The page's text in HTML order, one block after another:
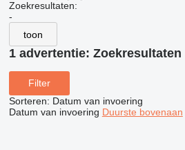
Zoekresultaten:
-
toon
1 advertentie: Zoekresultaten
Filter
Sorteren: Datum van invoering
Datum van invoering Duurste bovenaan